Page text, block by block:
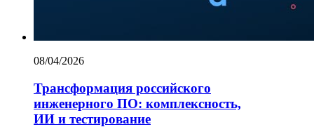
08/04/2026
Трансформация российского
инженерного ПО: комплексность,
ИИ и тестирование